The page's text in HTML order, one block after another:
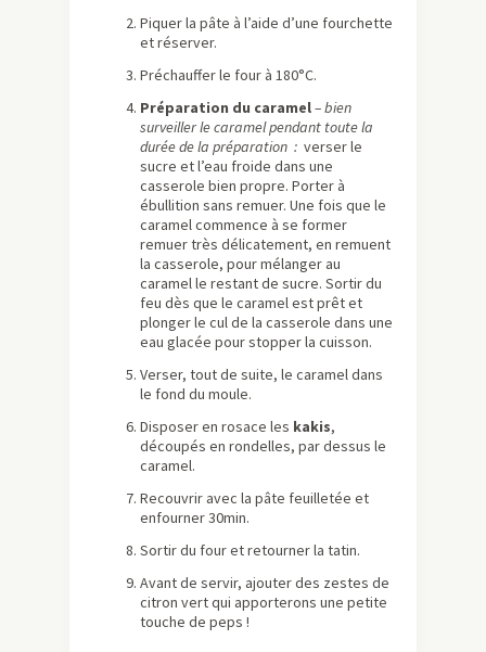
Piquer la pâte à l’aide d’une fourchette
et réserver.
Préchauffer le four à 180°C.
Préparation du caramel– bien
surveiller le caramel pendant toute la
durée de la préparation : verser le
sucre et l’eau froide dans une
casserole bien propre. Porter à
ébullition sans remuer. Une fois que le
caramel commence à se former
remuer très délicatement, en remuent
la casserole, pour mélanger au
caramel le restant de sucre. Sortir du
feu dès que le caramel est prêt et
plonger le cul de la casserole dans une
eau glacée pour stopper la cuisson.
Verser, tout de suite, le caramel dans
le fond du moule.
Disposer en rosace les kakis,
découpés en rondelles, par dessus le
caramel.
Recouvrir avec la pâte feuilletée et
enfourner 30min.
Sortir du four et retourner la tatin.
Avant de servir, ajouter des zestes de
citron vert qui apporterons une petite
touche de peps !